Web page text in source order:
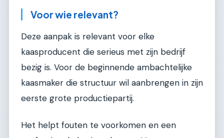
Voor wie relevant?
Deze aanpak is relevant voor elke
kaasproducent die serieus met zijn bedrijf
bezig is. Voor de beginnende ambachtelijke
kaasmaker die structuur wil aanbrengen in zijn
eerste grote productiepartij.
Het helpt fouten te voorkomen en een